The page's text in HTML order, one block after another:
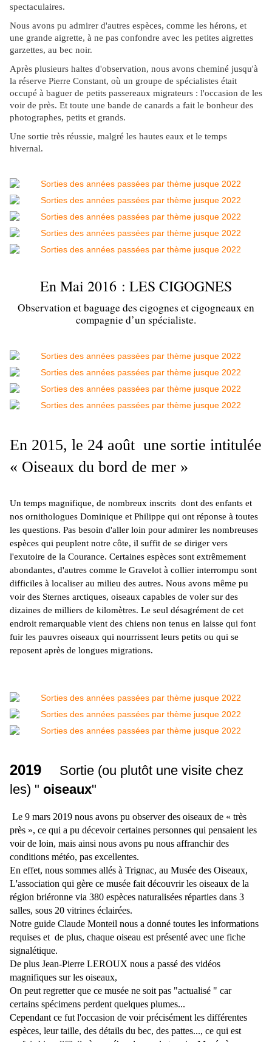
spectaculaires.
Nous avons pu admirer d'autres espèces, comme les hérons, et
une grande aigrette, à ne pas confondre avec les petites aigrettes
garzettes, au bec noir.
Après plusieurs haltes d'observation, nous avons cheminé jusqu'à
la réserve Pierre Constant, où un groupe de spécialistes était
occupé à baguer de petits passereaux migrateurs : l'occasion de les
voir de près. Et toute une bande de canards a fait le bonheur des
photographes, petits et grands.
Une sortie très réussie, malgré les hautes eaux et le temps
hivernal.
En Mai 2016 : LES CIGOGNES
Observation et baguage des cigognes et cigogneaux en
compagnie d’un spécialiste.
En 2015, le 24 août une sortie intitulée
« Oiseaux du bord de mer »
Un temps magnifique, de nombreux inscrits dont des enfants et
nos ornithologues Dominique et Philippe qui ont réponse à toutes
les questions. Pas besoin d'aller loin pour admirer les nombreuses
espèces qui peuplent notre côte, il suffit de se diriger vers
l'exutoire de la Courance. Certaines espèces sont extrêmement
abondantes, d'autres comme le Gravelot à collier interrompu sont
difficiles à localiser au milieu des autres. Nous avons même pu
voir des Sternes arctiques, oiseaux capables de voler sur des
dizaines de milliers de kilomètres. Le seul désagrément de cet
endroit remarquable vient des chiens non tenus en laisse qui font
fuir les pauvres oiseaux qui nourrissent leurs petits ou qui se
reposent après de longues migrations.
2019 Sortie (ou plutôt une visite chez
les) " oiseaux"
Le 9 mars 2019 nous avons pu observer des oiseaux de « très
près », ce qui a pu décevoir certaines personnes qui pensaient les
voir de loin, mais ainsi nous avons pu nous affranchir des
conditions météo, pas excellentes.
En effet, nous sommes allés à Trignac, au Musée des Oiseaux,
L'association qui gère ce musée fait découvrir les oiseaux de la
région briéronne via 380 espèces naturalisées réparties dans 3
salles, sous 20 vitrines éclairées.
Notre guide Claude Monteil nous a donné toutes les informations
requises et de plus, chaque oiseau est présenté avec une fiche
signalétique.
De plus Jean-Pierre LEROUX nous a passé des vidéos
magnifiques sur les oiseaux,
On peut regretter que ce musée ne soit pas "actualisé " car
certains spécimens perdent quelques plumes...
Cependant ce fut l'occasion de voir précisément les différentes
espèces, leur taille, des détails du bec, des pattes..., ce qui est